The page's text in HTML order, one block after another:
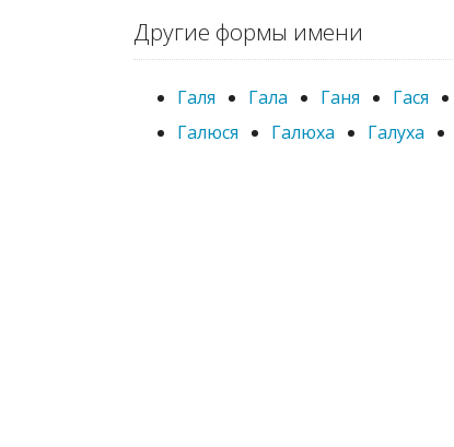
Другие формы имени
Галя Гала Ганя Гася
Галюся
Галюха Галуха